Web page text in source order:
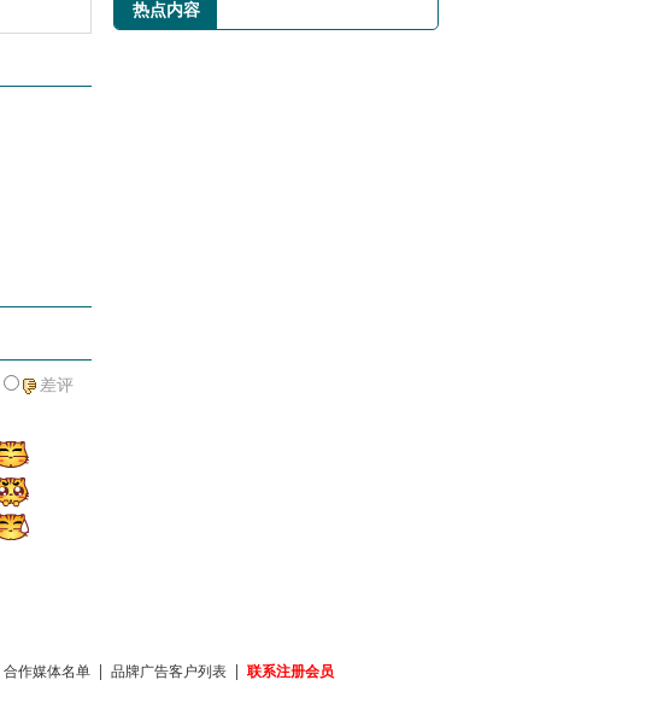
差评
热点内容
合作媒体名单 品牌广告客户列表 联系注册会员